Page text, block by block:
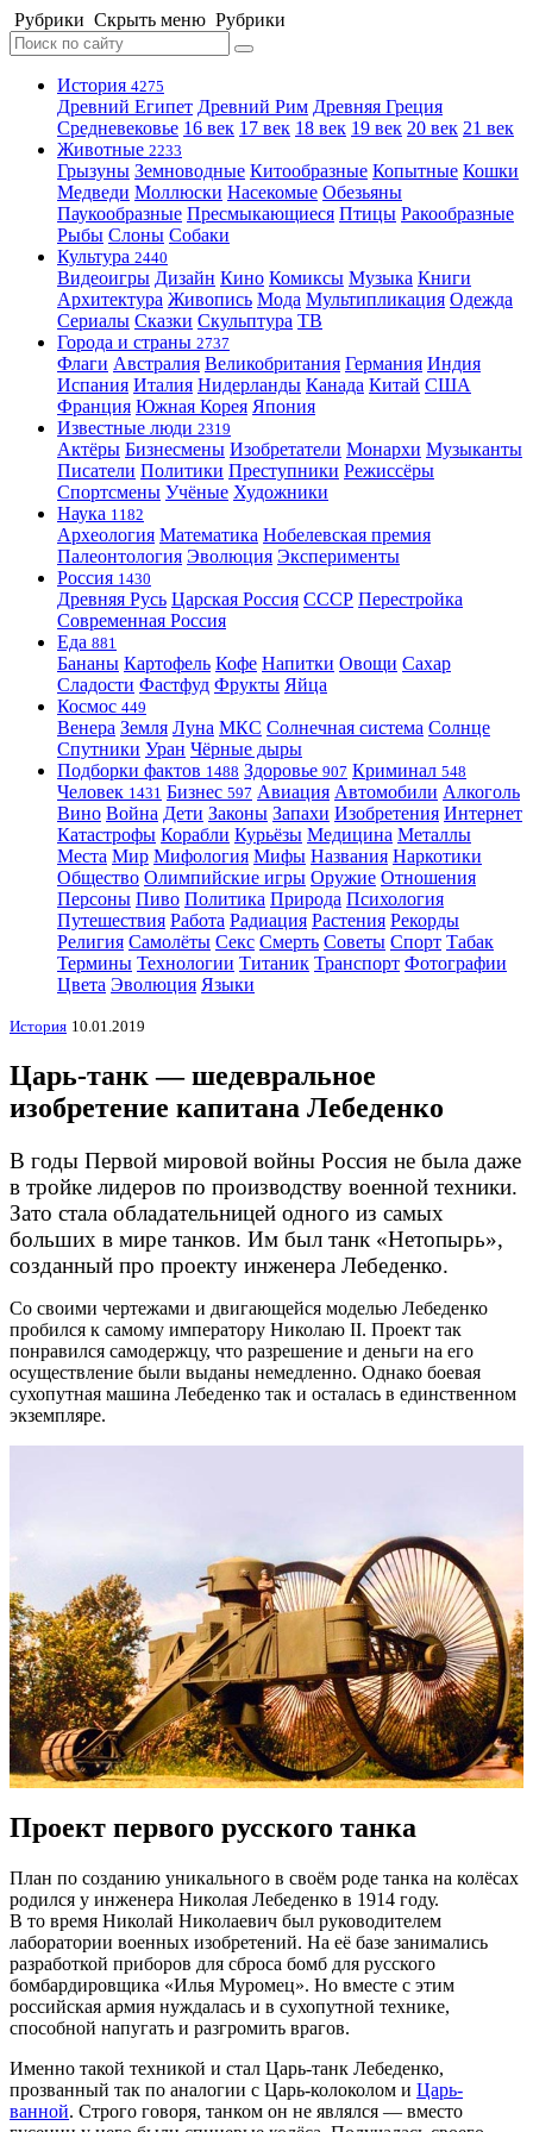
Рубрики Скрыть меню Рубрики
История 4275
Древний Египет Древний Рим Древняя Греция
Средневековье 16 век 17 век 18 век 19 век 20 век 21 век
Животные 2233
Грызуны Земноводные Китообразные Копытные Кошки
Медведи Моллюски Насекомые Обезьяны
Паукообразные Пресмыкающиеся Птицы Ракообразные
Рыбы Слоны Собаки
Культура 2440
Видеоигры Дизайн Кино Комиксы Музыка Книги
Архитектура Живопись Мода Мультипликация Одежда
Сериалы Сказки Скульптура ТВ
Города и страны 2737
Флаги Австралия Великобритания Германия Индия
Испания Италия Нидерланды Канада Китай США
Франция Южная Корея Япония
Известные люди 2319
Актёры Бизнесмены Изобретатели Монархи Музыканты
Писатели Политики Преступники Режиссёры
Спортсмены Учёные Художники
Наука 1182
Археология Математика Нобелевская премия
Палеонтология Эволюция Эксперименты
Россия 1430
Древняя Русь Царская Россия СССР Перестройка
Современная Россия
Еда 881
Бананы Картофель Кофе Напитки Овощи Сахар
Сладости Фастфуд Фрукты Яйца
Космос 449
Венера Земля Луна МКС Солнечная система Солнце
Спутники Уран Чёрные дыры
Подборки фактов 1488 Здоровье 907 Криминал 548
Человек 1431 Бизнес 597 Авиация Автомобили Алкоголь
Вино Война Дети Законы Запахи Изобретения Интернет
Катастрофы Корабли Курьёзы Медицина Металлы
Места Мир Мифология Мифы Названия Наркотики
Общество Олимпийские игры Оружие Отношения
Персоны Пиво Политика Природа Психология
Путешествия Работа Радиация Растения Рекорды
Религия Самолёты Секс Смерть Советы Спорт Табак
Термины Технологии Титаник Транспорт Фотографии
Цвета Эволюция Языки
История 10.01.2019
Царь-танк — шедевральное
изобретение капитана Лебеденко
В годы Первой мировой войны Россия не была даже
в тройке лидеров по производству военной техники.
Зато стала обладательницей одного из самых
больших в мире танков. Им был танк «Нетопырь»,
созданный про проекту инженера Лебеденко.
Со своими чертежами и двигающейся моделью Лебеденко
пробился к самому императору Николаю II. Проект так
понравился самодержцу, что разрешение и деньги на его
осуществление были выданы немедленно. Однако боевая
сухопутная машина Лебеденко так и осталась в единственном
экземпляре.
Проект первого русского танка
План по созданию уникального в своём роде танка на колёсах
родился у инженера Николая Лебеденко в 1914 году.
В то время Николай Николаевич был руководителем
лаборатории военных изобретений. На её базе занимались
разработкой приборов для сброса бомб для русского
бомбардировщика «Илья Муромец». Но вместе с этим
российская армия нуждалась и в сухопутной технике,
способной напугать и разгромить врагов.
Именно такой техникой и стал Царь-танк Лебеденко,
прозванный так по аналогии с Царь-колоколом и Царь-
ванной. Строго говоря, танком он не являлся — вместо